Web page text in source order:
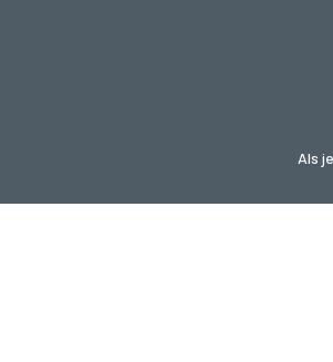
Als